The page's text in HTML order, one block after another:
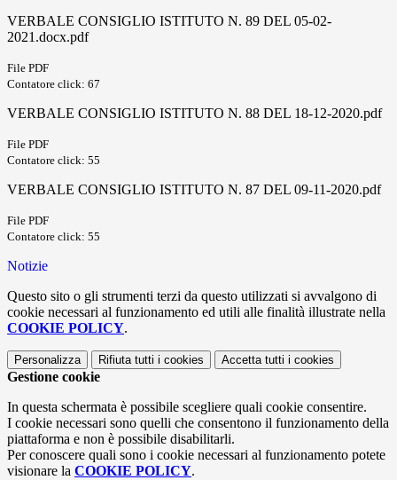
VERBALE CONSIGLIO ISTITUTO N. 89 DEL 05-02-
2021.docx.pdf
File PDF
Contatore click: 67
VERBALE CONSIGLIO ISTITUTO N. 88 DEL 18-12-2020.pdf
File PDF
Contatore click: 55
VERBALE CONSIGLIO ISTITUTO N. 87 DEL 09-11-2020.pdf
File PDF
Contatore click: 55
Notizie
Questo sito o gli strumenti terzi da questo utilizzati si avvalgono di
cookie necessari al funzionamento ed utili alle finalità illustrate nella
COOKIE POLICY.
Personalizza Rifiuta tutti i cookies Accetta tutti i cookies
Gestione cookie
In questa schermata è possibile scegliere quali cookie consentire.
I cookie necessari sono quelli che consentono il funzionamento della
piattaforma e non è possibile disabilitarli.
Per conoscere quali sono i cookie necessari al funzionamento potete
visionare la COOKIE POLICY.